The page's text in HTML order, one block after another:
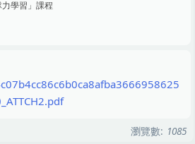
學習」課程
瀏覽數: 1085